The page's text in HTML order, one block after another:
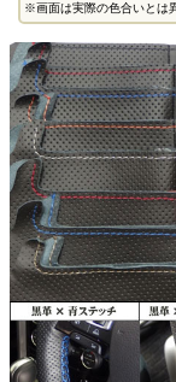
※画面は実際の色合いとは